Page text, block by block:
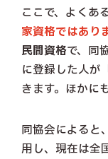
ここで、よくあ
家資格ではあり
民間資格で、同
に登録した人が
きます。ほかに
同協会によると
用し、現在は全